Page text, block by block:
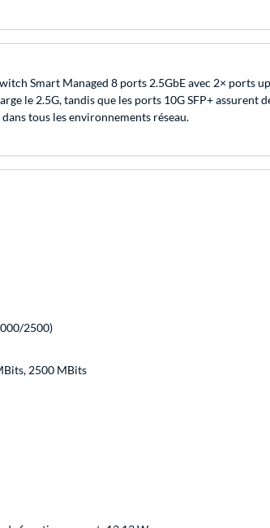
Smart Managed 8 ports 2.5GbE avec 2× ports
le 2.5G, tandis que les ports 10G SFP+ assurent
tous les environnements réseau.
2500)
2500 MBits